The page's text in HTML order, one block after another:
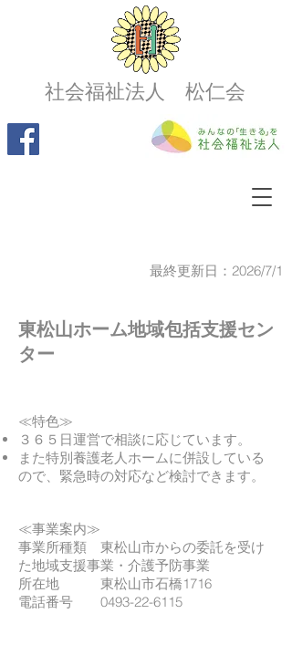
社会福祉法人 松仁会
最終更新日：2026/7/1
東松山ホーム地域包括支援セン
ター
≪特色≫
３６５日運営で相談に応じています。
また特別養護老人ホームに併設している
ので、緊急時の対応など検討できます。
≪事業案内≫
事業所種類 東松山市からの委託を受け
た地域支援事業・介護予防事業
所在地 東松山市石橋1716
電話番号 0493-22-6115